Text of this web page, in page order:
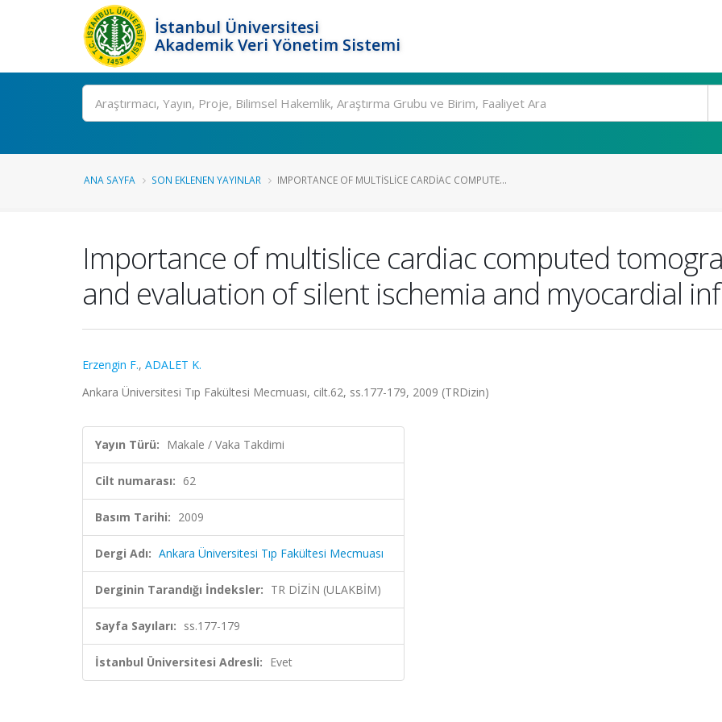
İstanbul Üniversitesi
Akademik Veri Yönetim Sistemi
Ara
ANA SAYFA SON EKLENEN YAYINLAR IMPORTANCE OF MULTISLICE CARDIAC COMPUTE...
Importance of multislice cardiac computed
and evaluation of silent ischemia and myocardial
Erzengin F., ADALET K.
Ankara Üniversitesi Tıp Fakültesi Mecmuası, cilt.62, ss.177-179, 2009 (TRDizin)
Yayın Türü: Makale / Vaka Takdimi
Cilt numarası: 62
Basım Tarihi: 2009
Dergi Adı: Ankara Üniversitesi Tıp Fakültesi Mecmuası
Derginin Tarandığı İndeksler: TR DİZİN (ULAKBİM)
Sayfa Sayıları: ss.177-179
İstanbul Üniversitesi Adresli: Evet